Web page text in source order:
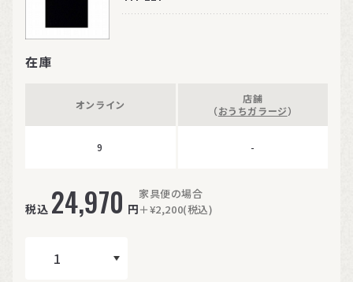
在庫
オンライン
9
店舗
（おうちガラージ）
-
税込 24,970 円
家具便の場合
＋¥2,200(税込)